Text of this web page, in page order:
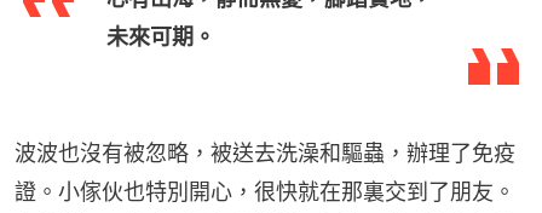
未來可期。
波波也沒有被忽略，被送去洗澡和驅蟲，辦理了免疫
證。小傢伙也特別開心，很快就在那裏交到了朋友。